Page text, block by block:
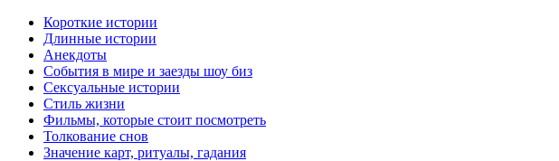
Короткие истории
Длинные истории
Анекдоты
События в мире и заезды шоу биз
Сексуальные истории
Стиль жизни
Фильмы, которые стоит посмотреть
Толкование снов
Значение карт, ритуалы, гадания